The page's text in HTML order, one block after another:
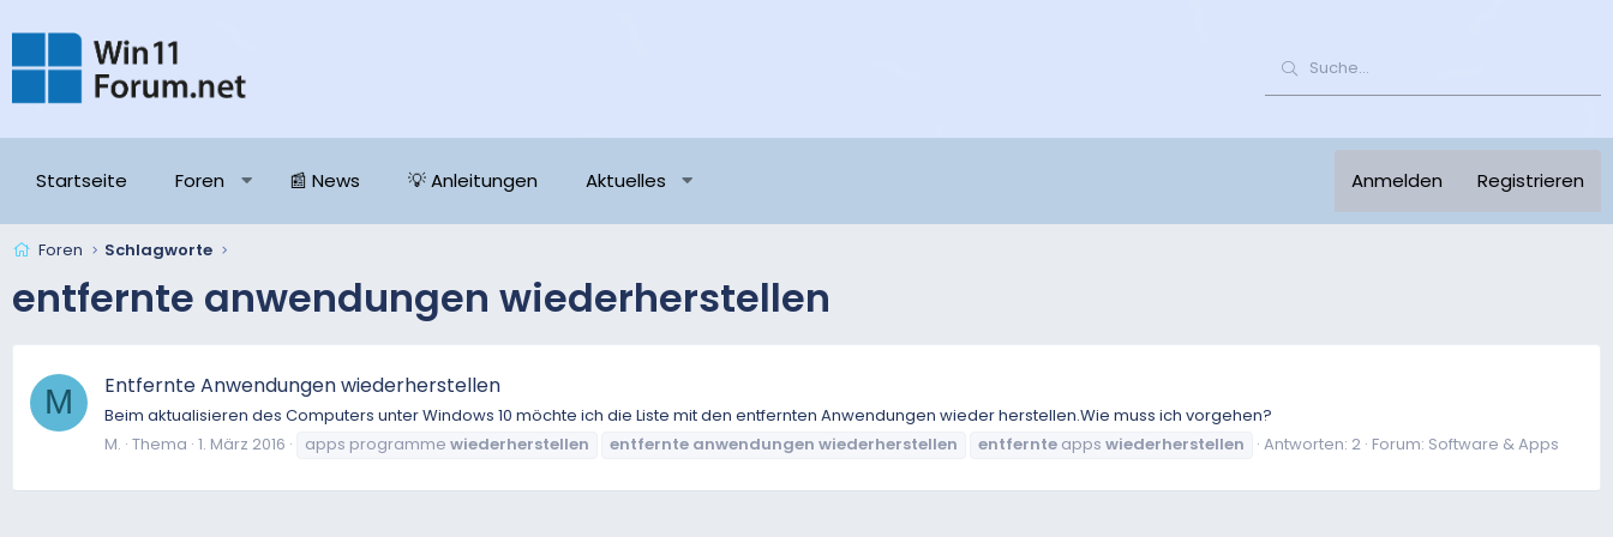
Startseite Foren 📰 News 💡 Anleitungen Aktuelles Anmelden Registrieren
Foren Schlagworte
entfernte anwendungen wiederherstellen
M Entfernte Anwendungen wiederherstellen
Beim aktualisieren des Computers unter Windows 10 möchte ich die Liste mit den entfernten Anwendungen wieder herstellen.Wie muss ich vorgehen?
M. Thema 1. März 2016 apps programme wiederherstellen entfernte anwendungen wiederherstellen entfernte apps wiederherstellen Antworten: 2 Forum: Software & Apps